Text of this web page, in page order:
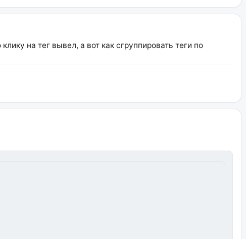
на тег вывел, а вот как сгруппировать теги по